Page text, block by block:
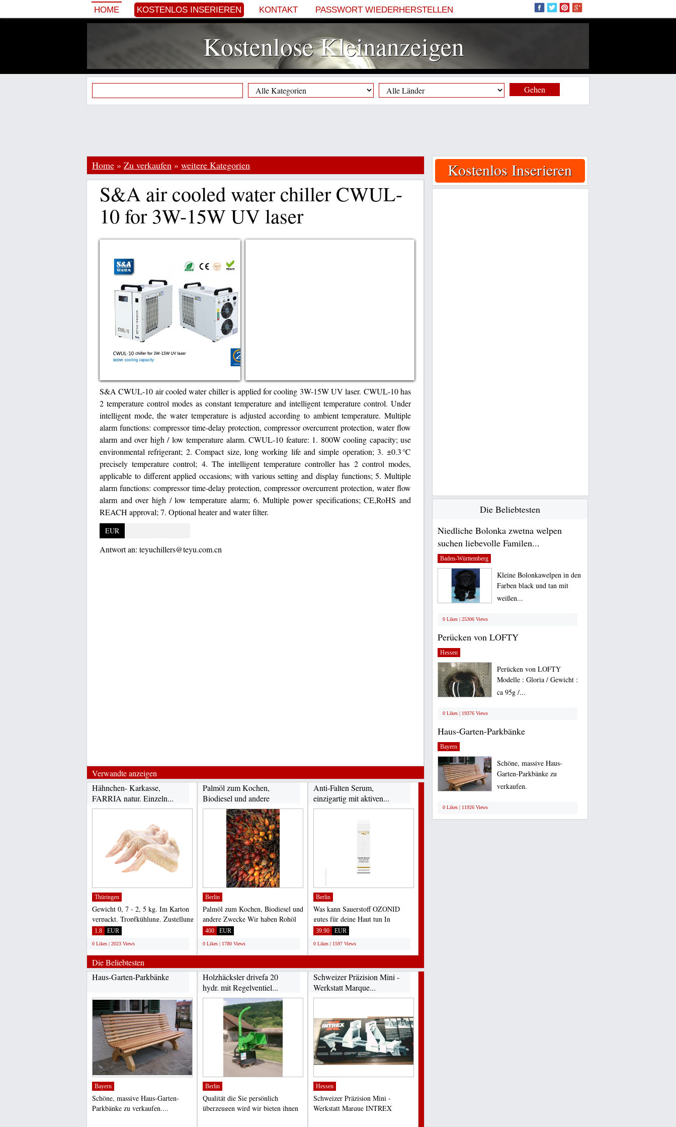
HOME KOSTENLOS INSERIEREN KONTAKT PASSWORT WIEDERHERSTELLEN
Kostenlose Kleinanzeigen
Gehen
Home » Zu verkaufen » weitere Kategorien
S&A air cooled water chiller CWUL-
10 for 3W-15W UV laser
S&A CWUL-10 air cooled water chiller is applied for cooling 3W-15W UV laser. CWUL-10 has
2 temperature control modes as constant temperature and intelligent temperature control. Under
intelligent mode, the water temperature is adjusted according to ambient temperature. Multiple
alarm functions: compressor time-delay protection, compressor overcurrent protection, water flow
alarm and over high / low temperature alarm. CWUL-10 feature: 1. 800W cooling capacity; use
environmental refrigerant; 2. Compact size, long working life and simple operation; 3. ±0.3℃
precisely temperature control; 4. The intelligent temperature controller has 2 control modes,
applicable to different applied occasions; with various setting and display functions; 5. Multiple
alarm functions: compressor time-delay protection, compressor overcurrent protection, water flow
alarm and over high / low temperature alarm; 6. Multiple power specifications; CE,RoHS and
REACH approval; 7. Optional heater and water filter.
EUR
Antwort an: teyuchillers@teyu.com.cn
Verwandte anzeigen
Hähnchen- Karkasse,
FARRIA natur. Einzeln...
Thüringen
Gewicht 0, 7 - 2, 5 kg. Im Karton
verpackt. Tropfkühlung. Zustellung
tiefgefroren....
1.8 EUR
0 Likes | 2023 Views
Palmöl zum Kochen,
Biodiesel und andere
Zwecke...
Berlin
Palmöl zum Kochen, Biodiesel und
andere Zwecke Wir haben Rohöl
und raffiniertes Öl...
400 EUR
0 Likes | 1780 Views
Anti-Falten Serum,
einzigartig mit aktiven...
Berlin
Was kann Sauerstoff OZONID
gutes für deine Haut tun In
Verbindung mit unserem
39.90 EUR
0 Likes | 1597 Views
Die Beliebtesten
Haus-Garten-Parkbänke
Bayern
Schöne, massive Haus-Garten-
Parkbänke zu verkaufen....
Holzhäcksler drivefa 20
hydr. mit Regelventiel...
Berlin
Qualität die Sie persönlich
überzeugen wird wir bieten ihnen
Schweizer Präzision Mini -
Werkstatt Marque...
Hessen
Schweizer Präzision Mini -
Werkstatt Marque INTREX
Kostenlos Inserieren
Die Beliebtesten
Niedliche Bolonka zwetna welpen
suchen liebevolle Familen...
Baden-Württemberg
Kleine Bolonkawelpen in den
Farben black und tan mit
weißen...
0 Likes | 25306 Views
Perücken von LOFTY
Hessen
Perücken von LOFTY
Modelle : Gloria / Gewicht :
ca 95g /...
0 Likes | 19376 Views
Haus-Garten-Parkbänke
Bayern
Schöne, massive Haus-
Garten-Parkbänke zu
verkaufen.
0 Likes | 11926 Views